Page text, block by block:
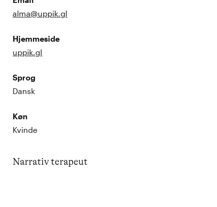
alma@uppik.gl
Hjemmeside
uppik.gl
Sprog
Dansk
Køn
Kvinde
Narrativ terapeut